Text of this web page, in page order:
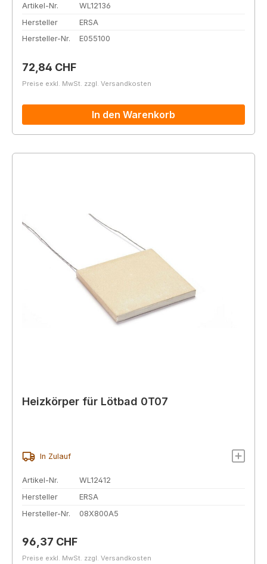
Artikel-Nr.
WL12136
Hersteller
ERSA
Hersteller-Nr.
E055100
Regulärer Preis:
72,84 CHF
Preise exkl. MwSt. zzgl. Versandkosten
In den Warenkorb
Heizkörper für Lötbad 0T07
In Zulauf
Artikel-Nr.
WL12412
Hersteller
ERSA
Hersteller-Nr.
08X800A5
Regulärer Preis:
96,37 CHF
Preise exkl. MwSt. zzgl. Versandkosten